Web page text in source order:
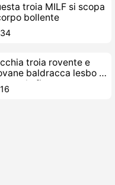
troia MILF si scopa
bollente
troia rovente e
baldracca lesbo si
la figa